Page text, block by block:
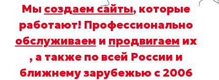
Мы создаем сайты, которые
работают! Профессионально
обслуживаем и продвигаем их
, а также по всей России и
ближнему зарубежью с 2006